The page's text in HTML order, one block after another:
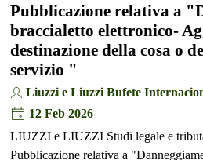
Pubblicazione relativa a
braccialetto elettronico-
destinazione della cosa o
servizio "
Liuzzi e Liuzzi Bufete
12 Feb 2026
LIUZZI e LIUZZI Studi legale e
Pubblicazione relativa a